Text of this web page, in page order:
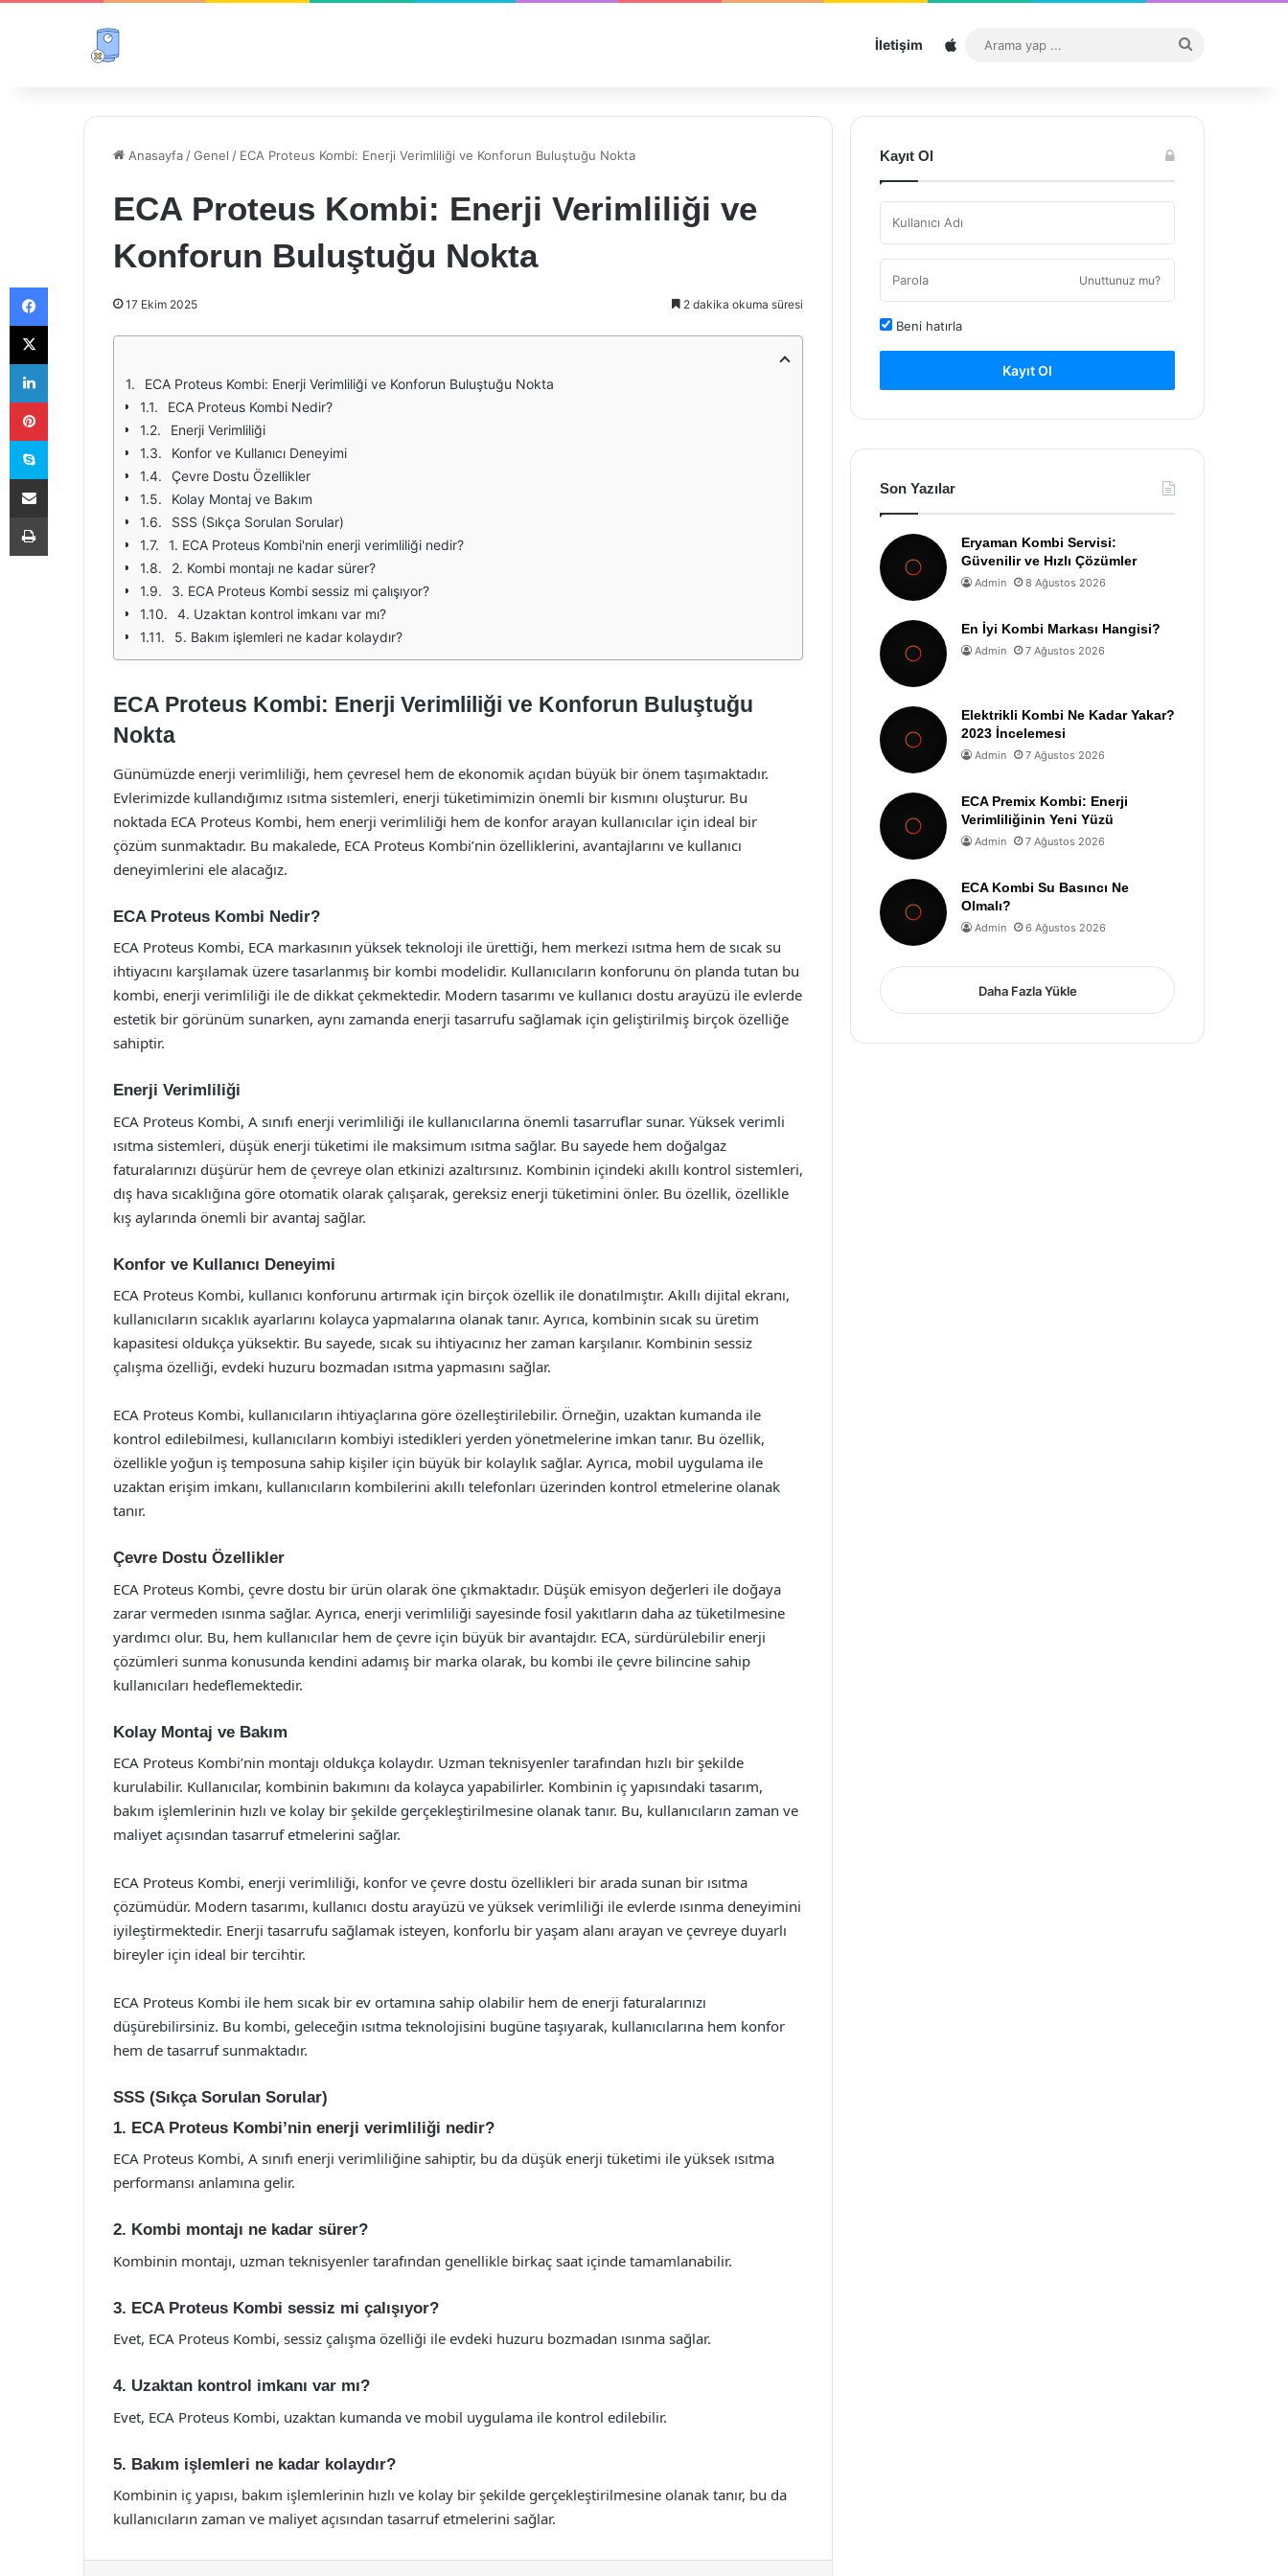
İletişim Sitemap
...
Anasayfa /Genel / ECA Proteus Kombi: Enerji Verimliliği ve Konforun Buluştuğu Nokta
ECA Proteus Kombi: Enerji Verimliliği ve
Konforun Buluştuğu Nokta
17 Ekim 2025 2 dakika okuma süresi
ECA Proteus Kombi: Enerji Verimliliği ve Konforun Buluştuğu Nokta
ECA Proteus Kombi Nedir?
Enerji Verimliliği
Konfor ve Kullanıcı Deneyimi
Çevre Dostu Özellikler
Kolay Montaj ve Bakım
SSS (Sıkça Sorulan Sorular)
1. ECA Proteus Kombi'nin enerji verimliliği nedir?
2. Kombi montajı ne kadar sürer?
3. ECA Proteus Kombi sessiz mi çalışıyor?
4. Uzaktan kontrol imkanı var mı?
5. Bakım işlemleri ne kadar kolaydır?
ECA Proteus Kombi: Enerji Verimliliği ve Konforun Buluştuğu
Nokta
Günümüzde enerji verimliliği, hem çevresel hem de ekonomik açıdan büyük bir önem taşımaktadır.
Evlerimizde kullandığımız ısıtma sistemleri, enerji tüketimimizin önemli bir kısmını oluşturur. Bu
noktada ECA Proteus Kombi, hem enerji verimliliği hem de konfor arayan kullanıcılar için ideal bir
çözüm sunmaktadır. Bu makalede, ECA Proteus Kombi’nin özelliklerini, avantajlarını ve kullanıcı
deneyimlerini ele alacağız.
ECA Proteus Kombi Nedir?
ECA Proteus Kombi, ECA markasının yüksek teknoloji ile ürettiği, hem merkezi ısıtma hem de sıcak su
ihtiyacını karşılamak üzere tasarlanmış bir kombi modelidir. Kullanıcıların konforunu ön planda tutan bu
kombi, enerji verimliliği ile de dikkat çekmektedir. Modern tasarımı ve kullanıcı dostu arayüzü ile evlerde
estetik bir görünüm sunarken, aynı zamanda enerji tasarrufu sağlamak için geliştirilmiş birçok özelliğe
sahiptir.
Enerji Verimliliği
ECA Proteus Kombi, A sınıfı enerji verimliliği ile kullanıcılarına önemli tasarruflar sunar. Yüksek verimli
ısıtma sistemleri, düşük enerji tüketimi ile maksimum ısıtma sağlar. Bu sayede hem doğalgaz
faturalarınızı düşürür hem de çevreye olan etkinizi azaltırsınız. Kombinin içindeki akıllı kontrol sistemleri,
dış hava sıcaklığına göre otomatik olarak çalışarak, gereksiz enerji tüketimini önler. Bu özellik, özellikle
kış aylarında önemli bir avantaj sağlar.
Konfor ve Kullanıcı Deneyimi
ECA Proteus Kombi, kullanıcı konforunu artırmak için birçok özellik ile donatılmıştır. Akıllı dijital ekranı,
kullanıcıların sıcaklık ayarlarını kolayca yapmalarına olanak tanır. Ayrıca, kombinin sıcak su üretim
kapasitesi oldukça yüksektir. Bu sayede, sıcak su ihtiyacınız her zaman karşılanır. Kombinin sessiz
çalışma özelliği, evdeki huzuru bozmadan ısıtma yapmasını sağlar.
ECA Proteus Kombi, kullanıcıların ihtiyaçlarına göre özelleştirilebilir. Örneğin, uzaktan kumanda ile
kontrol edilebilmesi, kullanıcıların kombiyi istedikleri yerden yönetmelerine imkan tanır. Bu özellik,
özellikle yoğun iş temposuna sahip kişiler için büyük bir kolaylık sağlar. Ayrıca, mobil uygulama ile
uzaktan erişim imkanı, kullanıcıların kombilerini akıllı telefonları üzerinden kontrol etmelerine olanak
tanır.
Çevre Dostu Özellikler
ECA Proteus Kombi, çevre dostu bir ürün olarak öne çıkmaktadır. Düşük emisyon değerleri ile doğaya
zarar vermeden ısınma sağlar. Ayrıca, enerji verimliliği sayesinde fosil yakıtların daha az tüketilmesine
yardımcı olur. Bu, hem kullanıcılar hem de çevre için büyük bir avantajdır. ECA, sürdürülebilir enerji
çözümleri sunma konusunda kendini adamış bir marka olarak, bu kombi ile çevre bilincine sahip
kullanıcıları hedeflemektedir.
Kolay Montaj ve Bakım
ECA Proteus Kombi’nin montajı oldukça kolaydır. Uzman teknisyenler tarafından hızlı bir şekilde
kurulabilir. Kullanıcılar, kombinin bakımını da kolayca yapabilirler. Kombinin iç yapısındaki tasarım,
bakım işlemlerinin hızlı ve kolay bir şekilde gerçekleştirilmesine olanak tanır. Bu, kullanıcıların zaman ve
maliyet açısından tasarruf etmelerini sağlar.
ECA Proteus Kombi, enerji verimliliği, konfor ve çevre dostu özellikleri bir arada sunan bir ısıtma
çözümüdür. Modern tasarımı, kullanıcı dostu arayüzü ve yüksek verimliliği ile evlerde ısınma deneyimini
iyileştirmektedir. Enerji tasarrufu sağlamak isteyen, konforlu bir yaşam alanı arayan ve çevreye duyarlı
bireyler için ideal bir tercihtir.
ECA Proteus Kombi ile hem sıcak bir ev ortamına sahip olabilir hem de enerji faturalarınızı
düşürebilirsiniz. Bu kombi, geleceğin ısıtma teknolojisini bugüne taşıyarak, kullanıcılarına hem konfor
hem de tasarruf sunmaktadır.
SSS (Sıkça Sorulan Sorular)
1. ECA Proteus Kombi’nin enerji verimliliği nedir?
ECA Proteus Kombi, A sınıfı enerji verimliliğine sahiptir, bu da düşük enerji tüketimi ile yüksek ısıtma
performansı anlamına gelir.
2. Kombi montajı ne kadar sürer?
Kombinin montajı, uzman teknisyenler tarafından genellikle birkaç saat içinde tamamlanabilir.
3. ECA Proteus Kombi sessiz mi çalışıyor?
Evet, ECA Proteus Kombi, sessiz çalışma özelliği ile evdeki huzuru bozmadan ısınma sağlar.
4. Uzaktan kontrol imkanı var mı?
Evet, ECA Proteus Kombi, uzaktan kumanda ve mobil uygulama ile kontrol edilebilir.
5. Bakım işlemleri ne kadar kolaydır?
Kombinin iç yapısı, bakım işlemlerinin hızlı ve kolay bir şekilde gerçekleştirilmesine olanak tanır, bu da
kullanıcıların zaman ve maliyet açısından tasarruf etmelerini sağlar.
Kayıt Ol
Unuttunuz mu?
Beni hatırla
Kayıt Ol
Son Yazılar
Eryaman Kombi Servisi:
Güvenilir ve Hızlı Çözümler
Admin 8 Ağustos 2026
En İyi Kombi Markası Hangisi?
Admin 7 Ağustos 2026
Elektrikli Kombi Ne Kadar Yakar?
2023 İncelemesi
Admin 7 Ağustos 2026
ECA Premix Kombi: Enerji
Verimliliğinin Yeni Yüzü
Admin 7 Ağustos 2026
ECA Kombi Su Basıncı Ne
Olmalı?
Admin 6 Ağustos 2026
Daha Fazla Yükle
Facebook
X
LinkedIn
Pinterest
Skype
E-Posta ile paylaş